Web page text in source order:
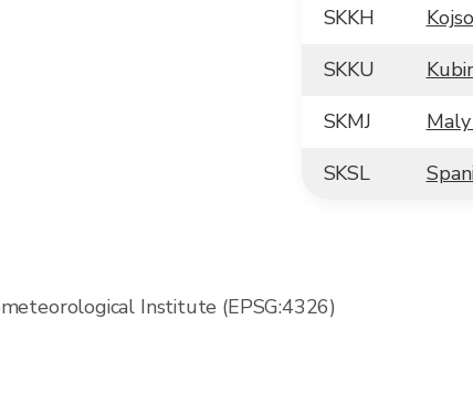
SKKH
SKKU
SKMJ
SKSL
Institute (EPSG:4326)